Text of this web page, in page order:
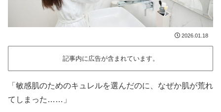
2026.01.18
記事内に広告が含まれています。
「敏感肌のためのキュレルを選んだのに、なぜか肌が荒れ
てしまった……」